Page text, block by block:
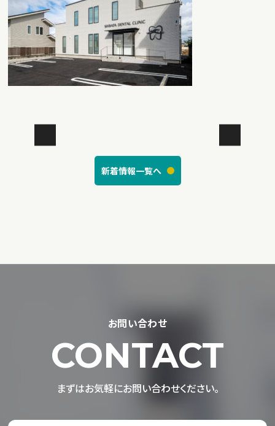
新着情報一覧へ
お問い合わせ
CONTACT
まずはお気軽にお問い合わせください。